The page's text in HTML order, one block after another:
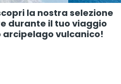
la nostra selezione
durante il tuo viaggio
vulcanico!